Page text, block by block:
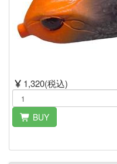
1,320(税込)
BUY